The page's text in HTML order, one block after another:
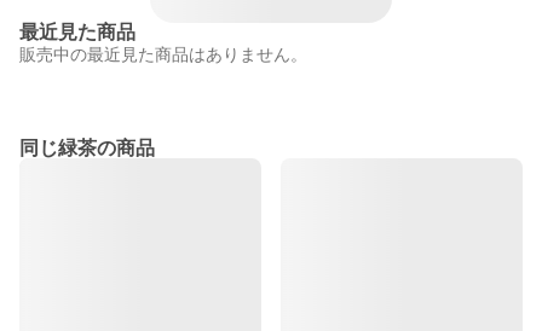
最近見た商品
販売中の最近見た商品はありません。
同じ緑茶の商品